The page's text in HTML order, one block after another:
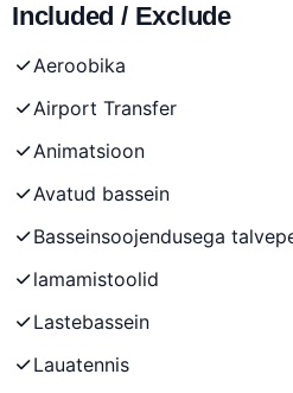
Included / Exclude
Aeroobika
Airport Transfer
Animatsioon
Avatud bassein
Basseinsoojendusega
lamamistoolid
Lastebassein
Lauatennis